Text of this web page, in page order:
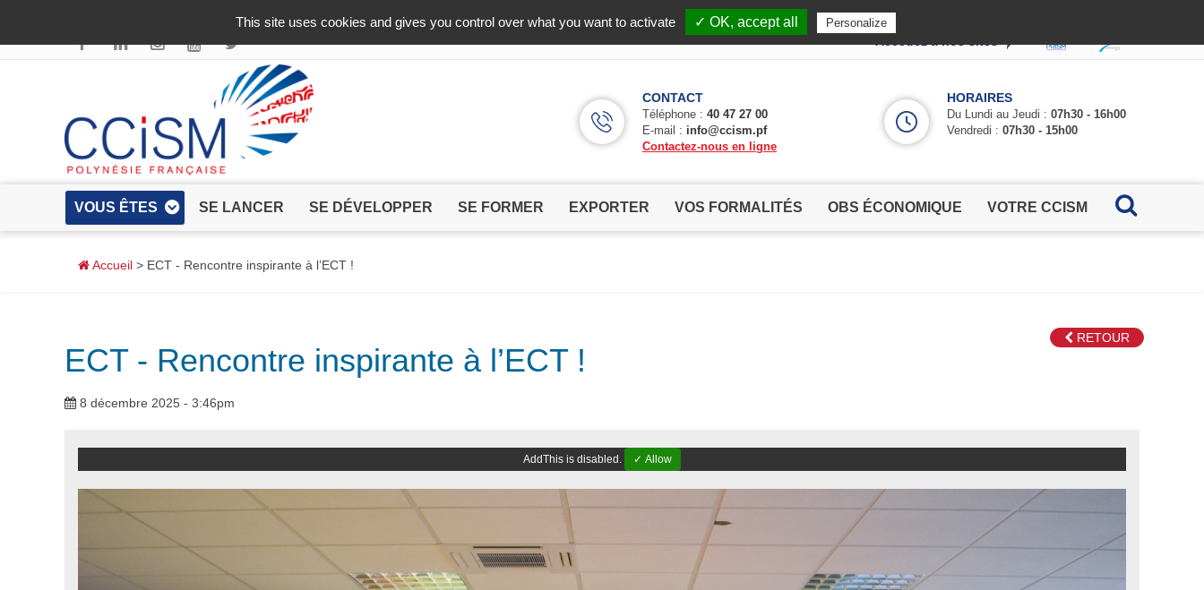
✓ Allow
CONTACT
Téléphone : 40 47 27 00
E-mail : info@ccism.pf
Contactez-nous en ligne
HORAIRES
Du Lundi au Jeudi : 07h30 - 16h00
Vendredi : 07h30 - 15h00
VOUS ÊTES SE LANCER SE DÉVELOPPER SE FORMER EXPORTER VOS FORMALITÉS OBS ÉCONOMIQUE VOTRE CCISM
Accueil > ECT - Rencontre inspirante à l’ECT !
RETOUR
ECT - Rencontre inspirante à l’ECT !
8 décembre 2025 - 3:46pm
AddThis is disabled. ✓ Allow
This site uses cookies and gives you control over what you want to activate ✓ OK, accept all Personalize